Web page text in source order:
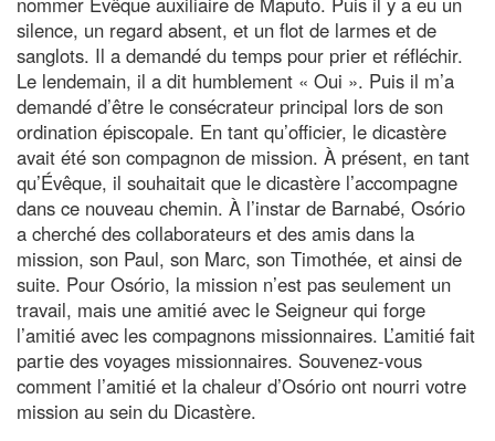
silence, un regard absent, et un flot de larmes et de
sanglots. Il a demandé du temps pour prier et réfléchir.
Le lendemain, il a dit humblement « Oui ». Puis il m’a
demandé d’être le consécrateur principal lors de son
ordination épiscopale. En tant qu’officier, le dicastère
avait été son compagnon de mission. À présent, en tant
qu’Évêque, il souhaitait que le dicastère l’accompagne
dans ce nouveau chemin. À l’instar de Barnabé, Osório
a cherché des collaborateurs et des amis dans la
mission, son Paul, son Marc, son Timothée, et ainsi de
suite. Pour Osório, la mission n’est pas seulement un
travail, mais une amitié avec le Seigneur qui forge
l’amitié avec les compagnons missionnaires. L’amitié fait
partie des voyages missionnaires. Souvenez-vous
comment l’amitié et la chaleur d’Osório ont nourri votre
mission au sein du Dicastère.